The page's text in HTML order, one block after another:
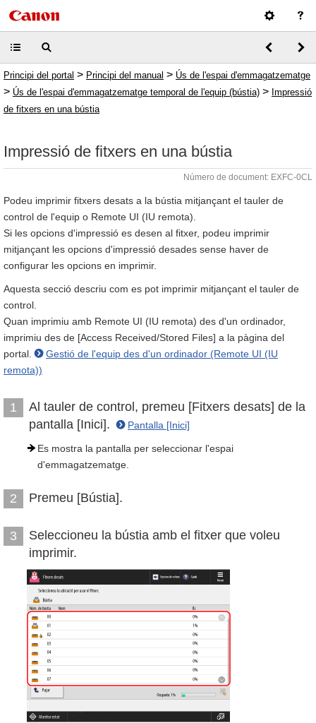
Principi del portal > Principi del manual > Ús de l'espai d'emmagatzematge
> Ús de l'espai d'emmagatzematge temporal de l'equip (bústia) > Impressió
de fitxers en una bústia
Impressió de fitxers en una bústia
Número de document: EXFC-0CL
Podeu imprimir fitxers desats a la bústia mitjançant el tauler de
control de l'equip o Remote UI (IU remota).
Si les opcions d'impressió es desen al fitxer, podeu imprimir
mitjançant les opcions d'impressió desades sense haver de
configurar les opcions en imprimir.
Aquesta secció descriu com es pot imprimir mitjançant el tauler de
control.
Quan imprimiu amb Remote UI (IU remota) des d'un ordinador,
imprimiu des de [Access Received/Stored Files] a la pàgina del
portal.
Gestió de l'equip des d'un ordinador (Remote UI (IU
remota))
1
Al tauler de control, premeu [Fitxers desats] de la
pantalla [Inici].
Pantalla [Inici]
Es mostra la pantalla per seleccionar l'espai
d'emmagatzematge.
2 Premeu [Bústia].
3
Seleccioneu la bústia amb el fitxer que voleu
imprimir.